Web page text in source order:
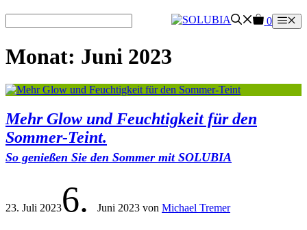
Inhalt
0
Monat: Juni 2023
Mehr Glow und Feuchtigkeit für den
Sommer-Teint.
So genießen Sie den Sommer mit SOLUBIA
23. Juli 20236. Juni 2023 von Michael Tremer